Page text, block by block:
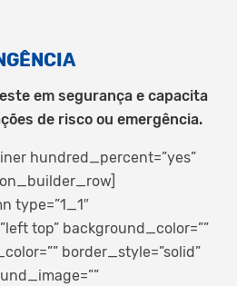
em segurança e capacita
de risco ou emergência.
hundred_percent=”yes”
type=”1_1″
top” background_color=””
border_style=”solid”